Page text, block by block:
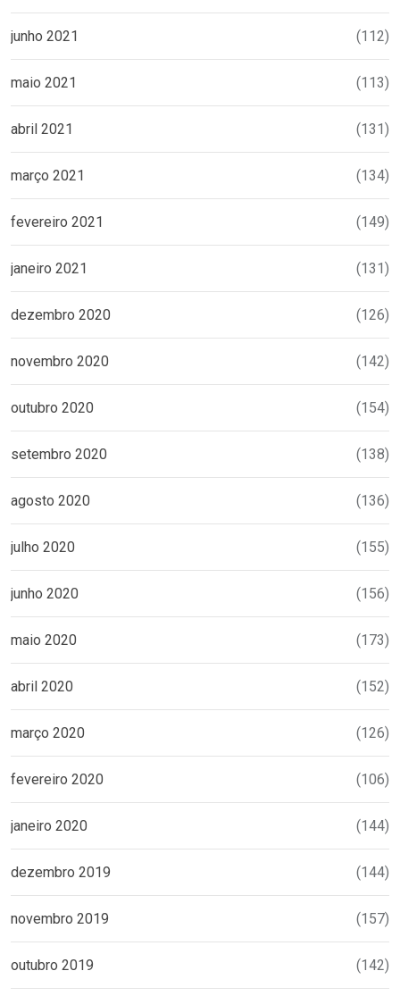
junho 2021 (112)
maio 2021 (113)
abril 2021 (131)
março 2021 (134)
fevereiro 2021 (149)
janeiro 2021 (131)
dezembro 2020 (126)
novembro 2020 (142)
outubro 2020 (154)
setembro 2020 (138)
agosto 2020 (136)
julho 2020 (155)
junho 2020 (156)
maio 2020 (173)
abril 2020 (152)
março 2020 (126)
fevereiro 2020 (106)
janeiro 2020 (144)
dezembro 2019 (144)
novembro 2019 (157)
outubro 2019 (142)